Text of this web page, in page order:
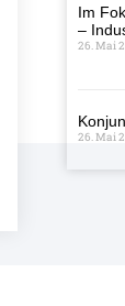
Im
–
26. Mai
26. Mai